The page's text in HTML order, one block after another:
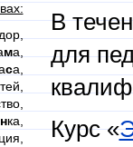
ма,
са,
нка,
В
для
Курс «